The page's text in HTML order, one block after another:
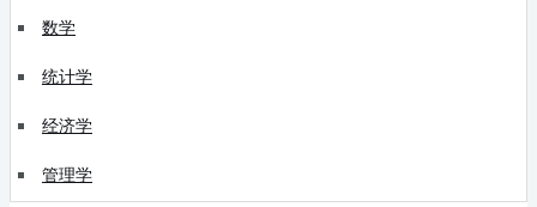
数学
统计学
经济学
管理学